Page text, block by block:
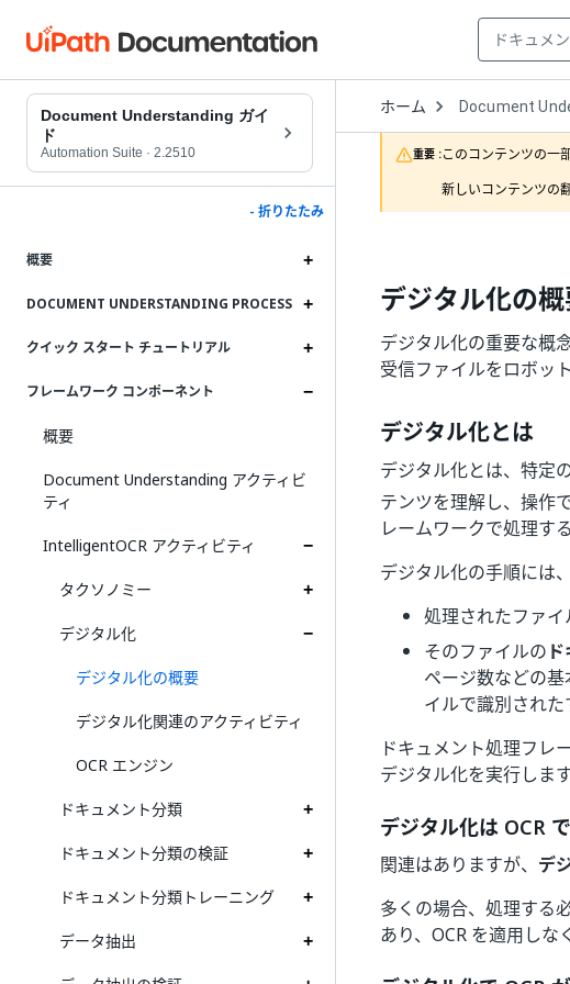
Document Understanding ガイ
ド
Automation Suite · 2.2510
- 折りたたみ
概要
DOCUMENT UNDERSTANDING PROCESS
クイック スタート チュートリアル
フレームワーク コンポーネント
概要
Document Understanding アクティビ
ティ
IntelligentOCR アクティビティ
タクソノミー
デジタル化
デジタル化の概要
デジタル化関連のアクティビティ
OCR エンジン
ドキュメント分類
ドキュメント分類の検証
ドキュメント分類トレーニング
データ抽出
ホーム Open
Dropdown
to
choose
product
Document
重要 :このコンテンツの一
新しいコンテンツの
デジタル化の
デジタル化の重要な概
受信ファイルをロボッ
デジタル化とは
デジタル化とは、特定
テンツを理解し、操作
レームワークで処理す
デジタル化の手順には
処理されたファイ
そのファイルの
ページ数などの
イルで識別された
ドキュメント処理フレ
デジタル化を実行します
デジタル化は OCR
関連はありますが、 デ
多くの場合、処理する
あり、OCR を適用しな